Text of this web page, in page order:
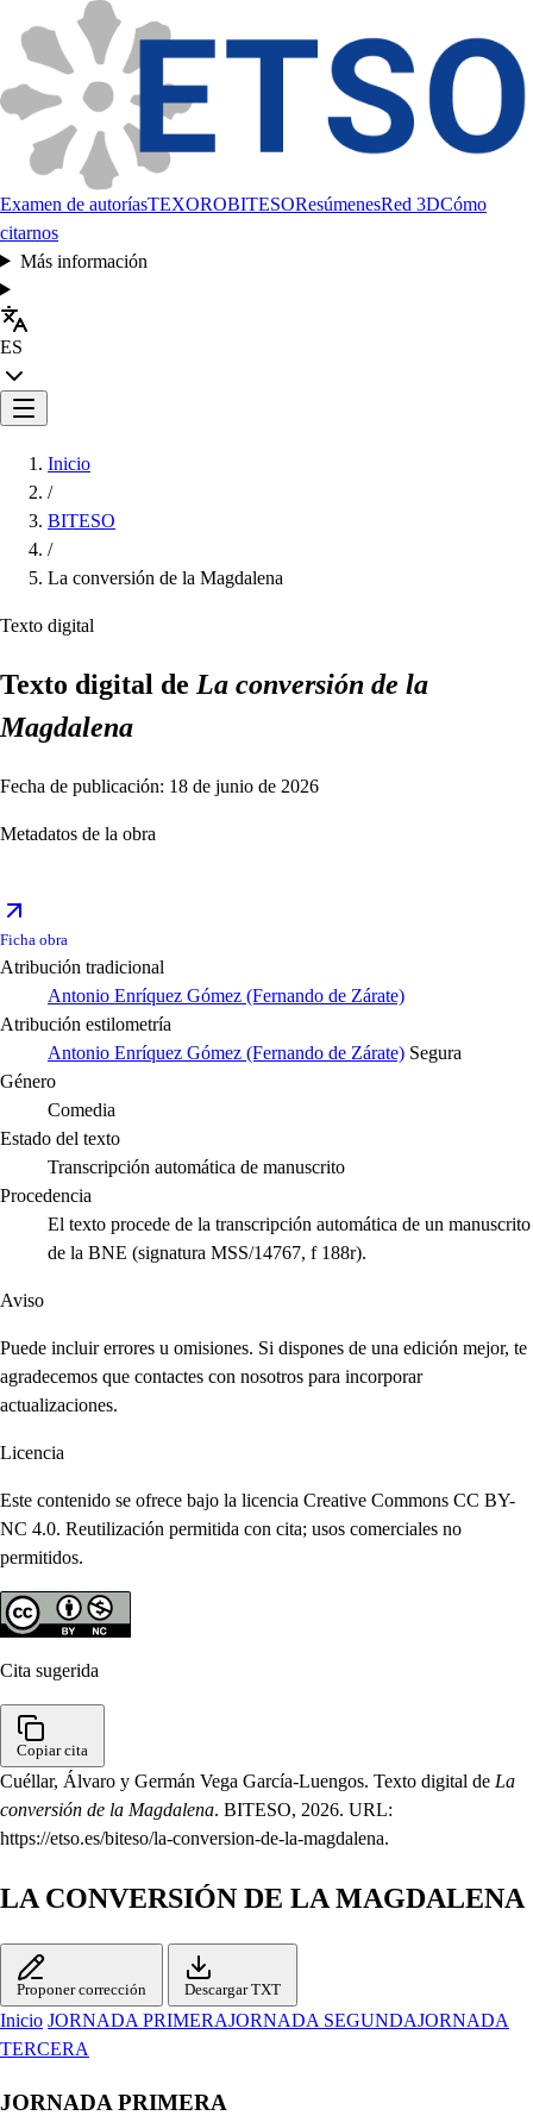
Examen de autoríasTEXOROBITESOResúmenesRed 3DCómo
citarnos
Más información
ES
Inicio
/
BITESO
/
La conversión de la Magdalena
Texto digital
Texto digital de La conversión de la
Magdalena
Fecha de publicación: 18 de junio de 2026
Metadatos de la obra
Ficha obra
Atribución tradicional
Antonio Enríquez Gómez (Fernando de Zárate)
Atribución estilometría
Antonio Enríquez Gómez (Fernando de Zárate) Segura
Género
Comedia
Estado del texto
Transcripción automática de manuscrito
Procedencia
El texto procede de la transcripción automática de un manuscrito
de la BNE (signatura MSS/14767, f 188r).
Aviso
Puede incluir errores u omisiones. Si dispones de una edición mejor, te
agradecemos que contactes con nosotros para incorporar
actualizaciones.
Licencia
Este contenido se ofrece bajo la licencia Creative Commons CC BY-
NC 4.0. Reutilización permitida con cita; usos comerciales no
permitidos.
Cita sugerida
Copiar cita
Cuéllar, Álvaro y Germán Vega García-Luengos. Texto digital de La
conversión de la Magdalena. BITESO, 2026. URL:
https://etso.es/biteso/la-conversion-de-la-magdalena.
LA CONVERSIÓN DE LA MAGDALENA
Proponer corrección Descargar TXT
Inicio JORNADA PRIMERAJORNADA SEGUNDAJORNADA
TERCERA
JORNADA PRIMERA